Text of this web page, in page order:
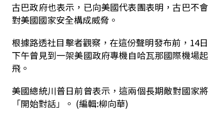
古巴政府也表示，已向美國代表團表明，古巴不會
對美國國家安全構成威脅。
根據路透社目擊者觀察，在這份聲明發布前，14日
下午曾見到一架美國政府專機自哈瓦那國際機場起
飛。
美國總統川普日前曾表示，這兩個長期敵對國家將
「開始對話」。 (編輯:柳向華)